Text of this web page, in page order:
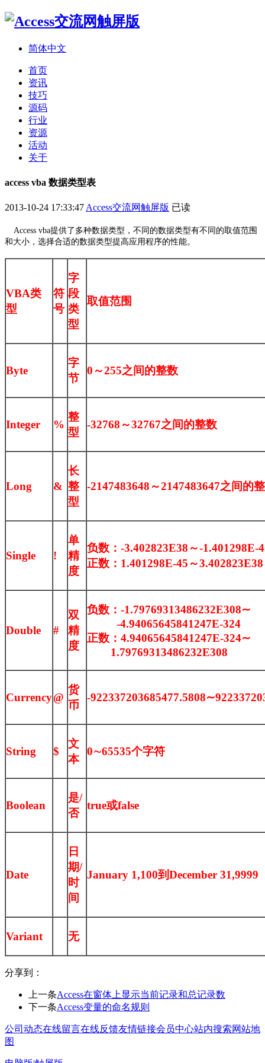
简体中文
首页
资讯
技巧
源码
行业
资源
活动
关于
access vba 数据类型表
2013-10-24 17:33:47 Access交流网触屏版 已读
Access vba提供了多种数据类型，不同的数据类型有不同的取值范围
和大小，选择合适的数据类型提高应用程序的性能。
VBA类
型
符
号
字
段
类
型
取值范围
Byte
字
节
0～255之间的整数
Integer %
整
型
-32768～32767之间的整数
Long &
长
整
型
-2147483648～2147483647之间的
Single !
单
精
度
负数：-3.402823E38～-1.401298E-
正数：1.401298E-45～3.402823E38
Double #
双
精
度
负数：-1.79769313486232E308∼
-4.94065645841247E-324
正数：4.94065645841247E-324∼
1.79769313486232E308
Currency@
货
币
-
String $
文
本
0∼65535个字符
Boolean
是/
否
true或false
Date
日
期/
时
间
January 1,100到December 31,9999
Variant 无
分享到：
上一条Access在窗体上显示当前记录和总记录数
下一条Access变量的命名规则
公司动态在线留言在线反馈友情链接会员中心站内搜索网站地
图